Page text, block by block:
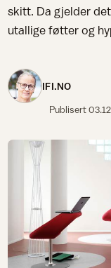
skitt. Da gjelder
utallige føtter og
IFI.NO
Publisert